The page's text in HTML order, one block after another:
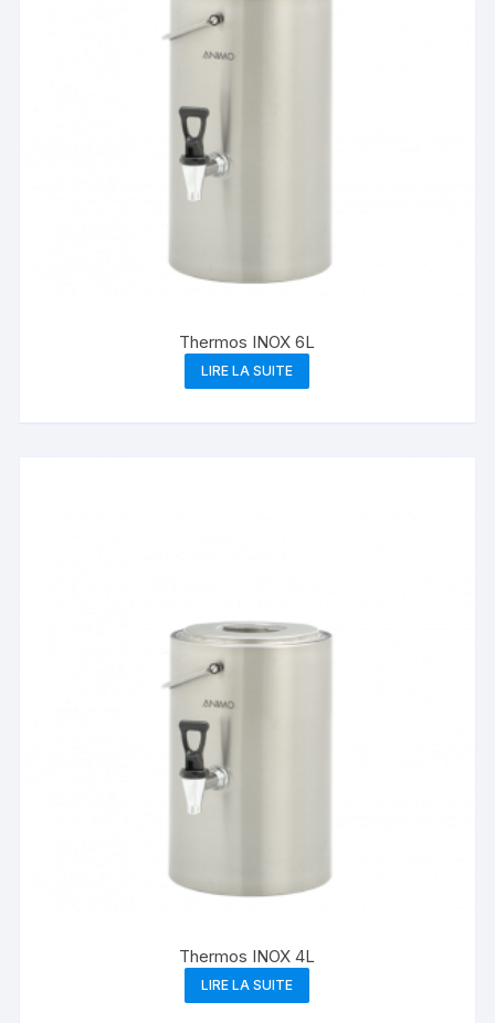
Thermos INOX 6L
LIRE LA SUITE
Thermos INOX 4L
LIRE LA SUITE